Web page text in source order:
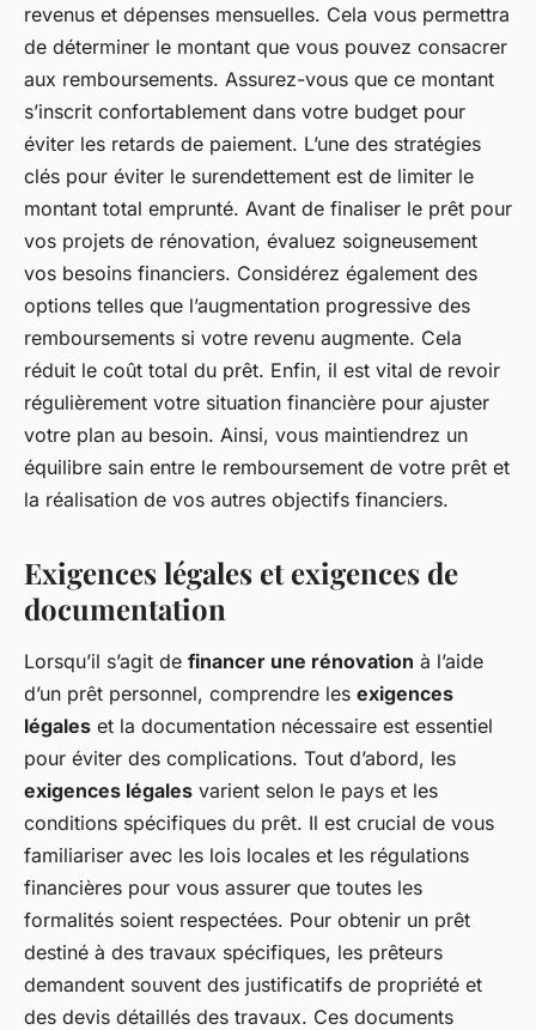
revenus et dépenses mensuelles. Cela vous permettra
de déterminer le montant que vous pouvez consacrer
aux remboursements. Assurez-vous que ce montant
s’inscrit confortablement dans votre budget pour
éviter les retards de paiement. L’une des stratégies
clés pour éviter le surendettement est de limiter le
montant total emprunté. Avant de finaliser le prêt pour
vos projets de rénovation, évaluez soigneusement
vos besoins financiers. Considérez également des
options telles que l’augmentation progressive des
remboursements si votre revenu augmente. Cela
réduit le coût total du prêt. Enfin, il est vital de revoir
régulièrement votre situation financière pour ajuster
votre plan au besoin. Ainsi, vous maintiendrez un
équilibre sain entre le remboursement de votre prêt et
la réalisation de vos autres objectifs financiers.
Exigences légales et exigences de
documentation
Lorsqu’il s’agit de financer une rénovation à l’aide
d’un prêt personnel, comprendre les exigences
légales et la documentation nécessaire est essentiel
pour éviter des complications. Tout d’abord, les
exigences légales varient selon le pays et les
conditions spécifiques du prêt. Il est crucial de vous
familiariser avec les lois locales et les régulations
financières pour vous assurer que toutes les
formalités soient respectées. Pour obtenir un prêt
destiné à des travaux spécifiques, les prêteurs
demandent souvent des justificatifs de propriété et
des devis détaillés des travaux. Ces documents